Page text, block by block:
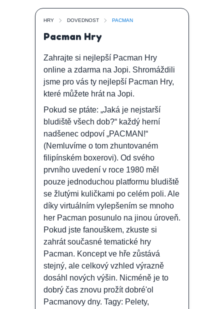
HRY DOVEDNOST PACMAN
Pacman Hry
Zahrajte si nejlepší Pacman Hry
online a zdarma na Jopi. Shromáždili
jsme pro vás ty nejlepší Pacman Hry,
které můžete hrát na Jopi.
Pokud se ptáte: „Jaká je nejstarší
bludiště všech dob?“ každý herní
nadšenec odpoví „PACMAN!“
(Nemluvíme o tom zhuntovaném
filipínském boxerovi). Od svého
prvního uvedení v roce 1980 měl
pouze jednoduchou platformu bludiště
se žlutými kuličkami po celém poli. Ale
díky virtuálním vylepšením se mnoho
her Pacman posunulo na jinou úroveň.
Pokud jste fanouškem, zkuste si
zahrát současné tematické hry
Pacman. Koncept ve hře zůstává
stejný, ale celkový vzhled výrazně
dosáhl nových výšin. Nicméně je to
dobrý čas znovu prožít dobré'ol
Pacmanovy dny. Tagy: Pelety,